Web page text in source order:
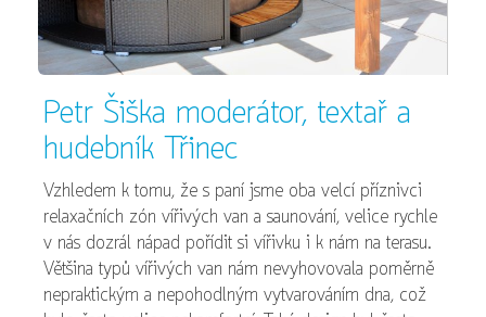
Petr Šiška moderátor, textař a
hudebník Třinec
Vzhledem k tomu, že s paní jsme oba velcí příznivci
relaxačních zón vířivých van a saunování, velice rychle
v nás dozrál nápad pořídit si vířivku i k nám na terasu.
Většina typů vířivých van nám nevyhovovala poměrně
nepraktickým a nepohodlným vytvarováním dna, což